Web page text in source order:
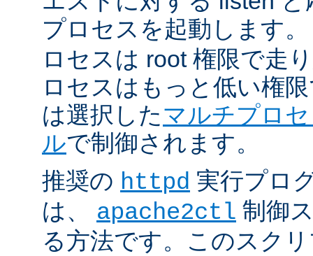
プロセスを起動します
ロセスは root 権限で走
ロセスはもっと低い権
は選択したマルチプロ
ルで制御されます。
推奨の httpd 実行プロ
は、 apache2ctl 制御
る方法です。このスク